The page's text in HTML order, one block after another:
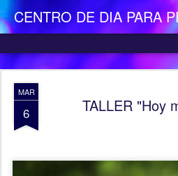
MAR
6 TALLER "Hoy